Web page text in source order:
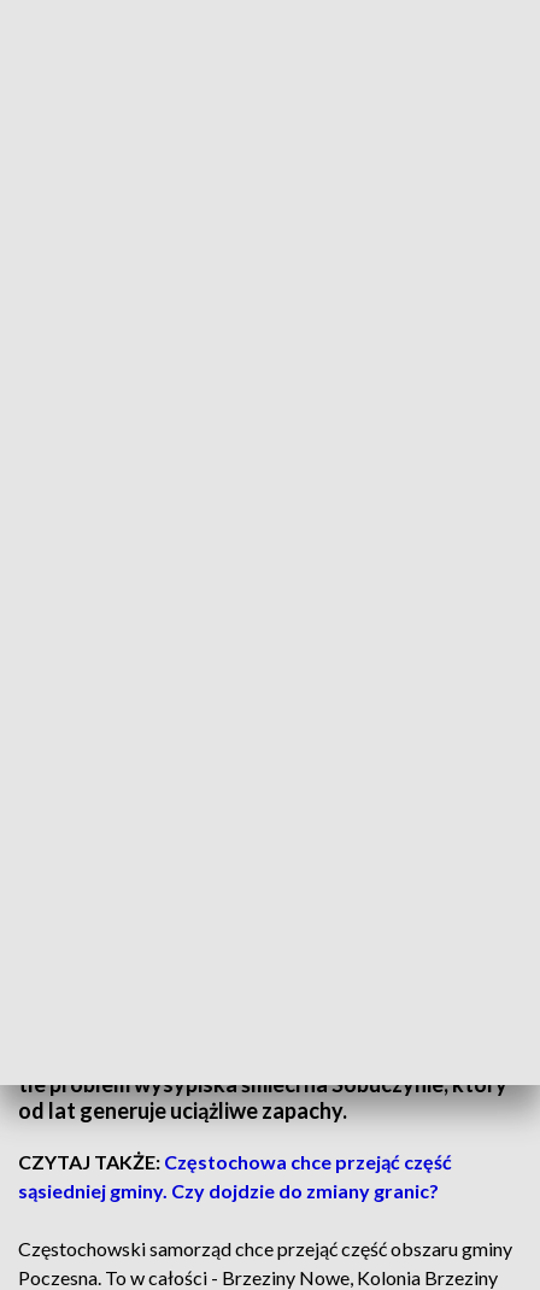
tle problem wysypiska śmieci na Sobuczynie, który
od lat generuje uciążliwe zapachy.
CZYTAJ TAKŻE: Częstochowa chce przejąć część
sąsiedniej gminy. Czy dojdzie do zmiany granic?
Częstochowski samorząd chce przejąć część obszaru gminy
Poczesna. To w całości - Brzeziny Nowe, Kolonia Brzeziny